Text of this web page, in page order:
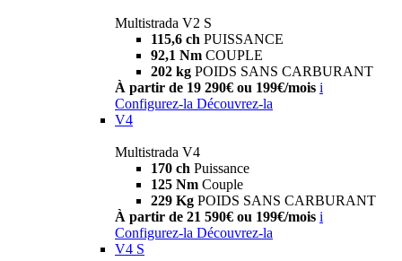
Multistrada V2 S
115,6 ch PUISSANCE
92,1 Nm COUPLE
202 kg POIDS SANS CARBURANT
À partir de 19 290€ ou 199€/mois i
Configurez-la Découvrez-la
V4
Multistrada V4
170 ch Puissance
125 Nm Couple
229 Kg POIDS SANS CARBURANT
À partir de 21 590€ ou 199€/mois i
Configurez-la Découvrez-la
V4 S